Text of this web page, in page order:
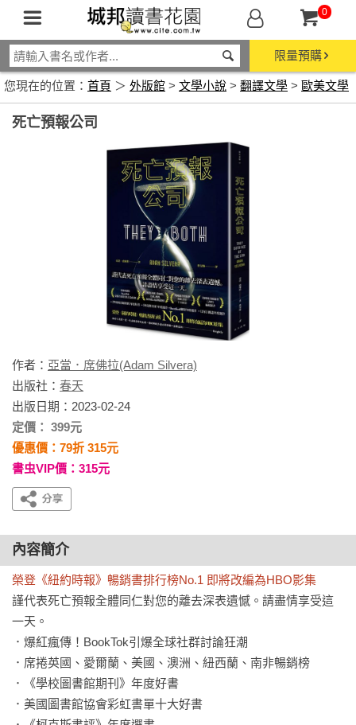
0
限量預購
您現在的位置： 首頁 ＞ 外版館 > 文學小說 > 翻譯文學 > 歐美文學
死亡預報公司
作者： 亞當．席佛拉(Adam Silvera)
出版社： 春天
出版日期：2023-02-24
定價： 399元
優惠價：79折 315元
書虫VIP價：315元
內容簡介
榮登《紐約時報》暢銷書排行榜No.1 即將改編為HBO影集
謹代表死亡預報全體同仁對您的離去深表遺憾。請盡情享受這
一天。
．爆紅瘋傳！BookTok引爆全球社群討論狂潮
．席捲英國、愛爾蘭、美國、澳洲、紐西蘭、南非暢銷榜
．《學校圖書館期刊》年度好書
．美國圖書館協會彩虹書單十大好書